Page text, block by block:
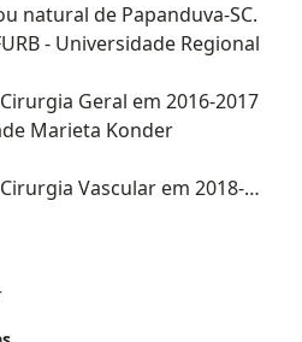
natural de Papanduva-SC.
- Universidade Regional
Geral em 2016-2017
Marieta Konder
Vascular em 2018-
das Graças em
em Cirurgia
Vessel de
PR